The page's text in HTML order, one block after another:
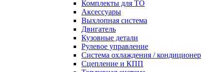
Комплекты для ТО
Аксессуары
Выхлопная система
Двигатель
Кузовные детали
Рулевое управление
Система охлаждения / кондиционер
Сцепление и КПП